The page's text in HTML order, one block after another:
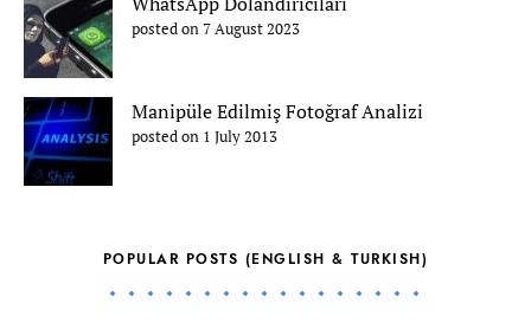
posted on 7 August 2023
Manipüle Edilmiş Fotoğraf Analizi
posted on 1 July 2013
POPULAR POSTS (ENGLISH & TURKISH)